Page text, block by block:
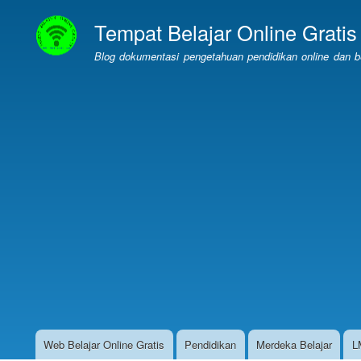
Tempat Belajar Online Gratis
Blog dokumentasi pengetahuan pendidikan online dan
Website
Web Belajar Online Gratis Pendidikan Merdeka Belajar